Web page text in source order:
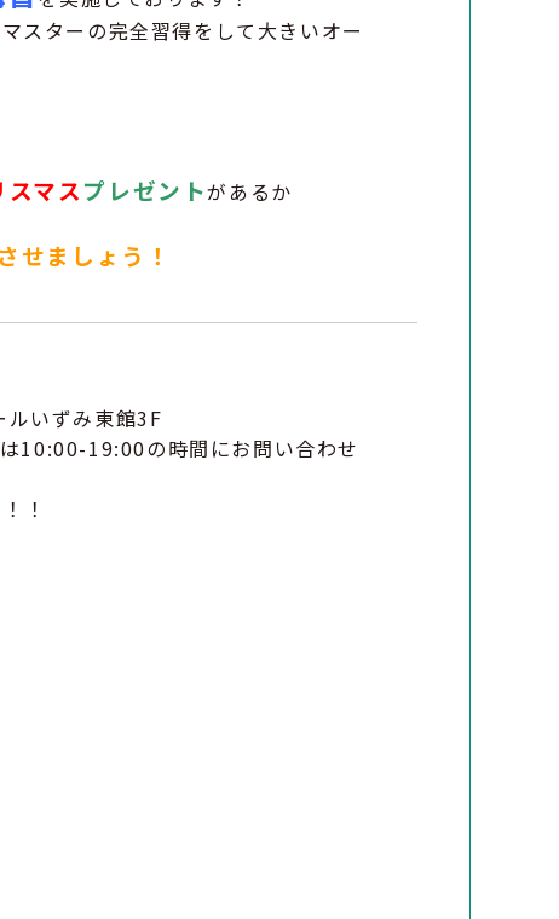
スターの完全習得をして大きいオー
スマスプレゼントがあるか
せましょう！
いずみ東館3F
10:00-19:00の時間にお問い合わせ
！